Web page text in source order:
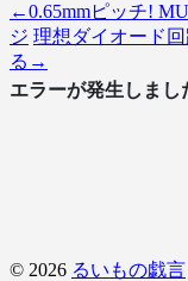
←0.65mmピッチ!
ジ 理想ダイオード
る →
© 2026 るいもの戯言